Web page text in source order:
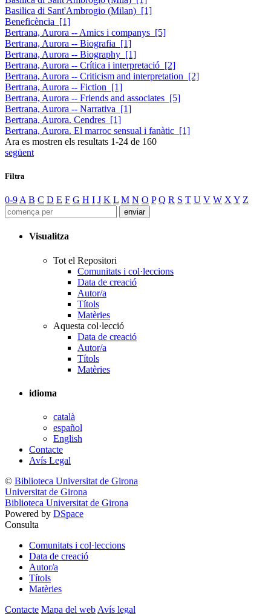
Basilica di Sant'Ambrogio (Milan) [1]
Beneficència [1]
Bertrana, Aurora -- Amics i companys [5]
Bertrana, Aurora -- Biografia [1]
Bertrana, Aurora -- Biography [1]
Bertrana, Aurora -- Crítica i interpretació [2]
Bertrana, Aurora -- Criticism and interpretation [2]
Bertrana, Aurora -- Fiction [1]
Bertrana, Aurora -- Friends and associates [5]
Bertrana, Aurora -- Narrativa [1]
Bertrana, Aurora. Cendres [1]
Bertrana, Aurora. El marroc sensual i fanàtic [1]
Ara es mostren els resultats 1-24 de 160
següent
Filtra
0-9 A B C D E F G H I J K L M N O P Q R S T U V W X Y Z
Visualitza
Tot el Repositori
Comunitats i col·leccions
Data de creació
Autor/a
Títols
Matèries
Aquesta col·lecció
Data de creació
Autor/a
Títols
Matèries
idioma
català
español
English
Contacte
Avís Legal
© Biblioteca Universitat de Girona
Universitat de Girona
Biblioteca Universitat de Girona
Powered by DSpace
Consulta
Comunitats i col·leccions
Data de creació
Autor/a
Títols
Matèries
Contacte Mapa del web Avís legal